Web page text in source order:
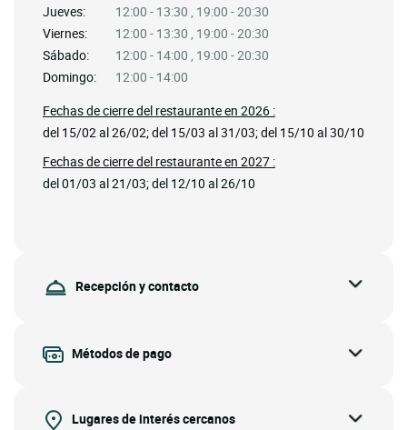
Jueves:
12:00 - 13:30 , 19:00 - 20:30
Viernes:
12:00 - 13:30 , 19:00 - 20:30
Sábado:
12:00 - 14:00 , 19:00 - 20:30
Domingo:
12:00 - 14:00
Fechas de cierre del restaurante en 2026 :
del 15/02 al 26/02; del 15/03 al 31/03; del 15/10 al 30/10
Fechas de cierre del restaurante en 2027 :
del 01/03 al 21/03; del 12/10 al 26/10
Recepción y contacto
Métodos de pago
Lugares de interés cercanos